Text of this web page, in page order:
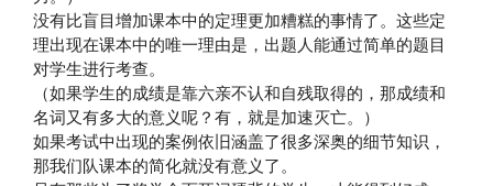
没有比盲目增加课本中的定理更加糟糕的事情了。这些定
理出现在课本中的唯一理由是，出题人能通过简单的题目
对学生进行考查。
（如果学生的成绩是靠六亲不认和自残取得的，那成绩和
名词又有多大的意义呢？有，就是加速灭亡。）
如果考试中出现的案例依旧涵盖了很多深奥的细节知识，
那我们队课本的简化就没有意义了。